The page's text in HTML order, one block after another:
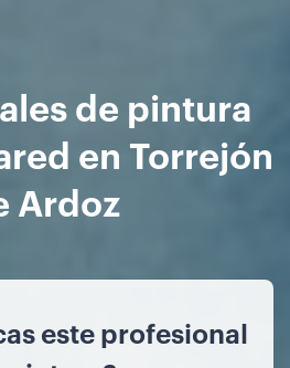
de pintura
en Torrejón
Ardoz
este profesional